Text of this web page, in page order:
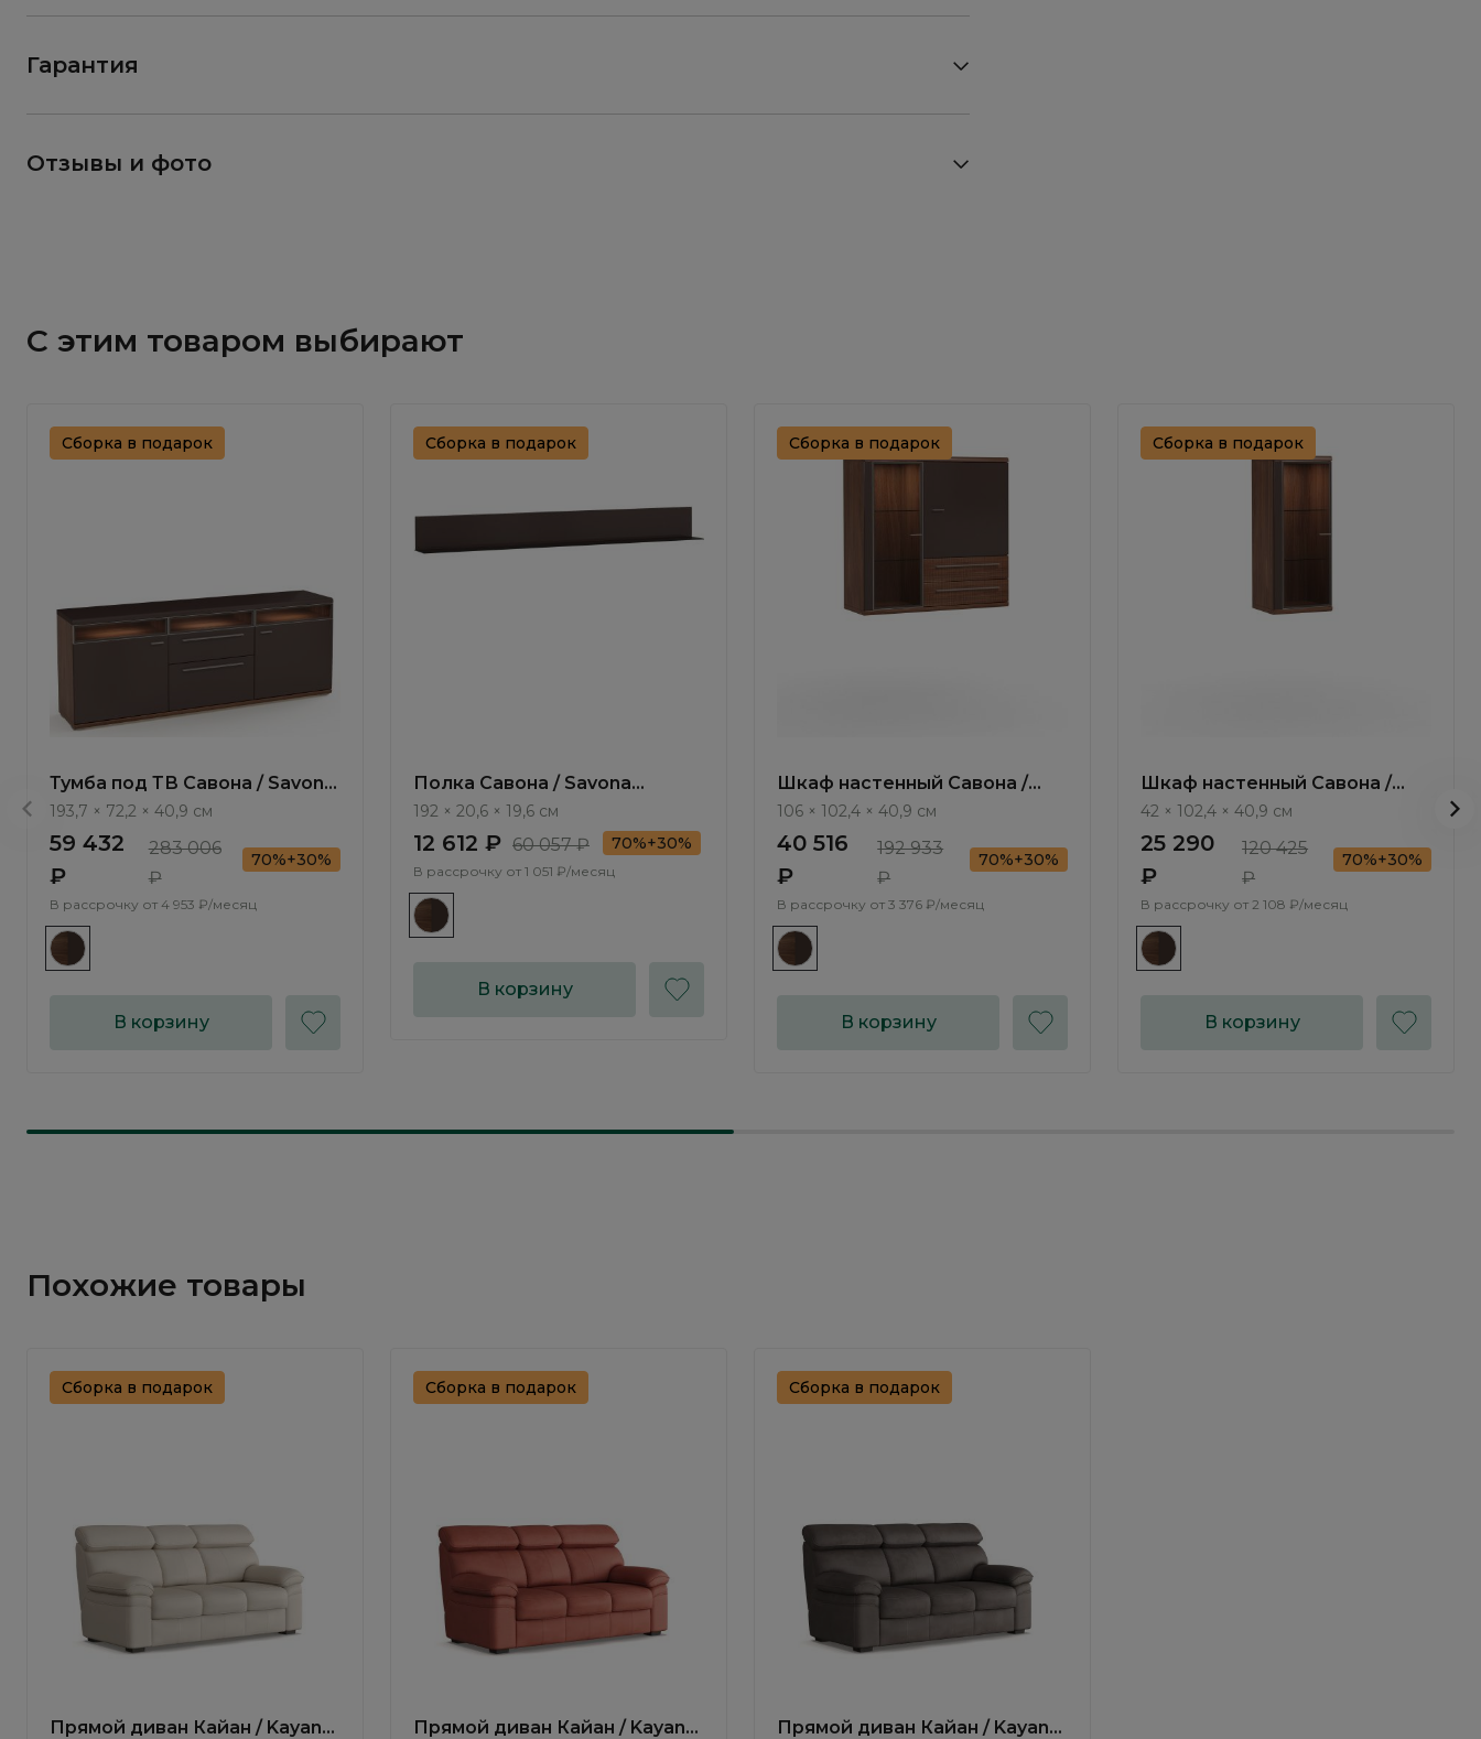
Гарантия
Отзывы и фото
С этим товаром выбирают
Сборка в подарок
Тумба под ТВ Савона / Savona
AS2403.0
193,7 × 72,2 × 40,9 см
59 432
₽
283 006
₽
70%+30%
В рассрочку от 4 953 ₽/месяц
В корзину
Сборка в подарок
Полка Савона / Savona
AS2419.0
192 × 20,6 × 19,6 см
12 612 ₽ 60 057 ₽ 70%+30%
В рассрочку от 1 051 ₽/месяц
В корзину
Сборка в подарок
Шкаф настенный Савона /
Savona AS2412.0
106 × 102,4 × 40,9 см
40 516
₽
192 933
₽
70%+30%
В рассрочку от 3 376 ₽/месяц
В корзину
Сборка в подарок
Шкаф настенный Савона /
Savona AS2423.0
42 × 102,4 × 40,9 см
25 290
₽
120 425
₽
70%+30%
В рассрочку от 2 108 ₽/месяц
В корзину
Похожие товары
Сборка в подарок
Прямой диван Кайан / Kayan
Сборка в подарок
Прямой диван Кайан / Kayan
Сборка в подарок
Прямой диван Кайан / Kayan